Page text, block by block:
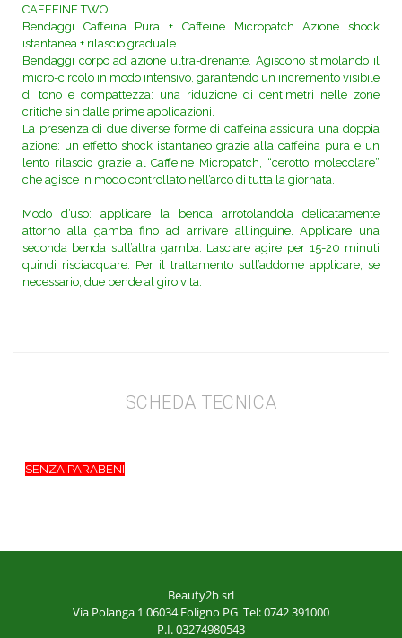
CAFFEINE TWO
Bendaggi Caffeina Pura + Caffeine MicropatchAzione shock
istantanea + rilascio graduale.
Bendaggi corpo ad azione ultra-drenante. Agiscono stimolando il
micro-circolo in modo intensivo, garantendo un incremento visibile
di tono e compattezza: una riduzione di centimetri nelle zone
critiche sin dalle prime applicazioni.
La presenza di due diverse forme di caffeina assicura una doppia
azione: un effetto shock istantaneo grazie alla caffeina pura e un
lento rilascio grazie al Caffeine Micropatch, “cerotto molecolare”
che agisce in modo controllato nell’arco di tutta la giornata.
Modo d’uso: applicare la benda arrotolandola delicatamente
attorno alla gamba fino ad arrivare all’inguine. Applicare una
seconda benda sull’altra gamba. Lasciare agire per 15-20 minuti
quindi risciacquare. Per il trattamento sull’addome applicare, se
necessario, due bende al giro vita.
SCHEDA TECNICA
SENZA PARABENI
Beauty2b srl
Via Polanga 1 06034 Foligno PG Tel: 0742 391000
P.I. 03274980543